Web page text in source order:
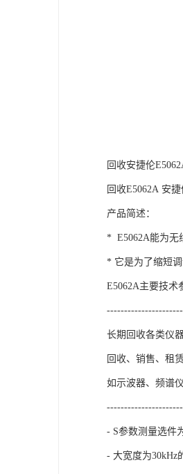
回收安捷伦
回收E5062A 安
产品简述：
* E5062A能为无
* 它是为了缩短
E5062A主要技术
长期回收各类仪
回收、销售、租
如示波器、频谱
- S参数测量选件
- 大宽度为30kHz